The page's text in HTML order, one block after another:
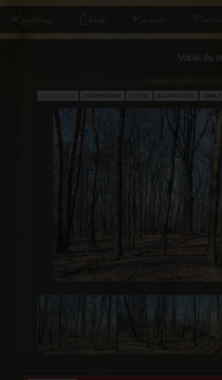
Kezdőlap Cikkek Keresés
Várak és
Végles - Vígľaš
TÖRTÉNELEM FOTÓK ALAPRAJZOK